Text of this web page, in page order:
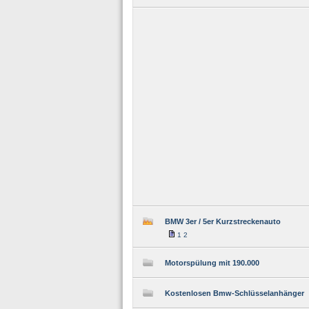
BMW 3er / 5er Kurzstreckenauto
1 2
Motorspülung mit 190.000
Kostenlosen Bmw-Schlüsselanhänger